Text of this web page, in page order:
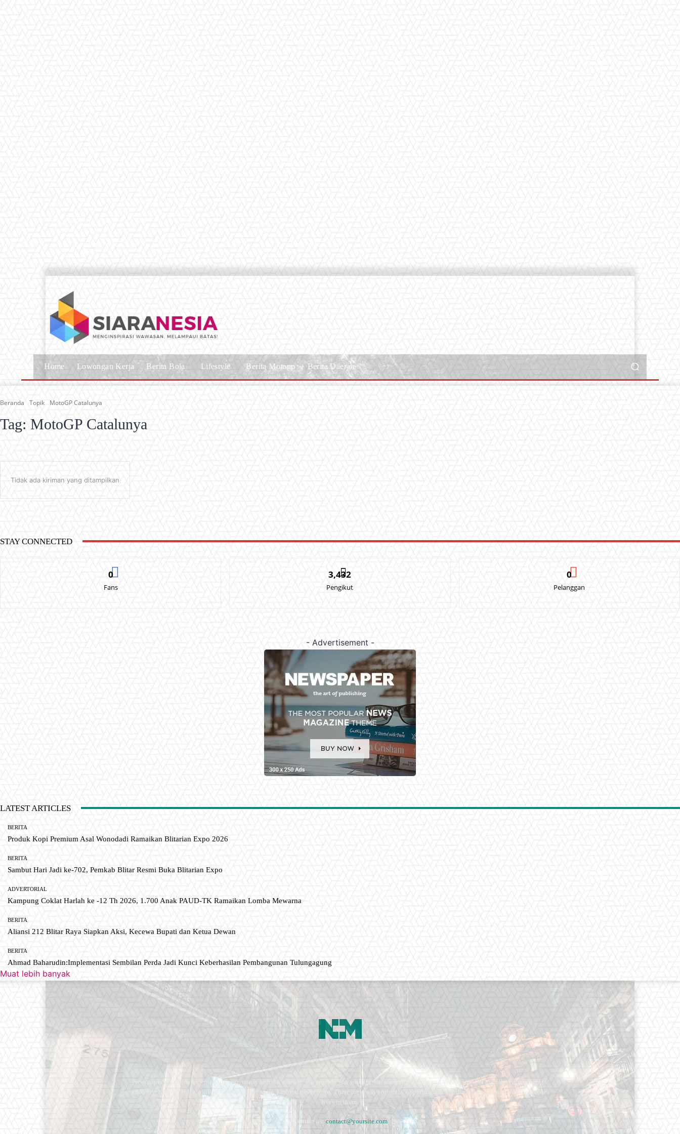
Home Lowongan Kerja Berita Bola Lifestyle Berita Motogp Berita Daerah
Beranda Topik MotoGP Catalunya
Tag: MotoGP Catalunya
Tidak ada kiriman yang ditampilkan
STAY CONNECTED
0
Fans
3,432
Pengikut
0
Pelanggan
- Advertisement -
LATEST ARTICLES
BERITA
Produk Kopi Premium Asal Wonodadi Ramaikan Blitarian Expo 2026
BERITA
Sambut Hari Jadi ke-702, Pemkab Blitar Resmi Buka Blitarian Expo
ADVERTORIAL
Kampung Coklat Harlah ke -12 Th 2026, 1.700 Anak PAUD-TK Ramaikan Lomba Mewarna
BERITA
Aliansi 212 Blitar Raya Siapkan Aksi, Kecewa Bupati dan Ketua Dewan
BERITA
Ahmad Baharudin:Implementasi Sembilan Perda Jadi Kunci Keberhasilan Pembangunan Tulungagung
Muat lebih banyak
Newspaper is your news, entertainment, music fashion website. We provide you with the latest breaking news and videos straight from the entertainment
industry. Fashion fades, only style remains the same. Fashion never stops. There are always projects, opportunities. Clothes mean nothing until someone
lives in them.
Contact us: contact@yoursite.com